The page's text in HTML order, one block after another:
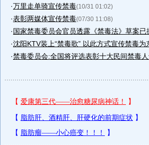
·万里走单骑宣传禁毒(10/31 01:02)
·表彰两媒体宣传禁毒(07/30 11:08)
·国家禁毒委员会官员透露《禁毒法》草案已
·沈阳KTV装上“禁毒歌” 以此方式宣传禁毒为
·禁毒委员会:全国将评选表彰十大民间禁毒